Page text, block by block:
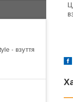
- взуття